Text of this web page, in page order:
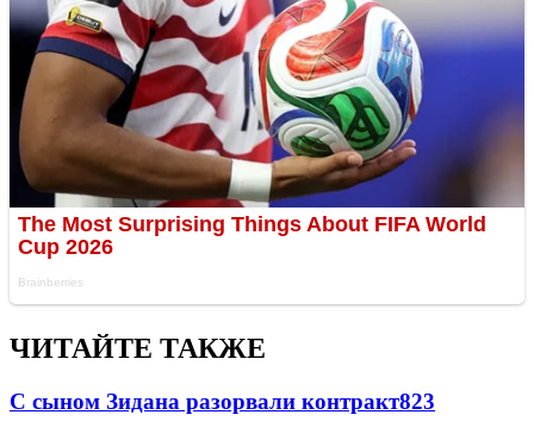
ЧИТАЙТЕ ТАКЖЕ
С сыном Зидана разорвали контракт823